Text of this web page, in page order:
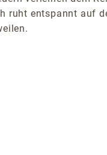
ruht entspannt auf